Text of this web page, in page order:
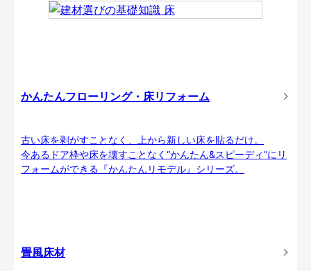
かんたんフローリング・床リフォーム
古い床を剥がすことなく、上から新しい床を貼るだけ。
今あるドア枠や床を壊すことなく“かんたん&スピーディ”にリ
フォームができる『かんたんリモデル』シリーズ。
畳風床材